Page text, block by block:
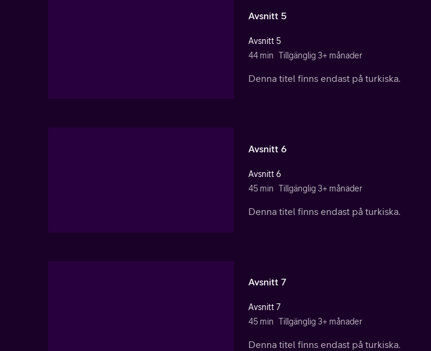
Avsnitt 5
Avsnitt 5
44 min Tillgänglig 3+ månader
Denna titel finns endast på turkiska.
Avsnitt 6
Avsnitt 6
45 min Tillgänglig 3+ månader
Denna titel finns endast på turkiska.
Avsnitt 7
Avsnitt 7
45 min Tillgänglig 3+ månader
Denna titel finns endast på turkiska.